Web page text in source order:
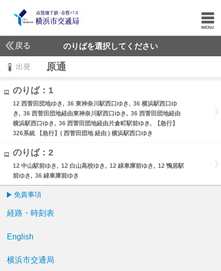
戻る のりばを選択してください
出発 原通
のりば：1
12 西菅田団地ゆき, 36 東神奈川駅西口ゆき, 36 横浜駅西口ゆ
き, 36 西菅田団地経由東神奈川駅西口ゆき, 36 西菅田団地経由
横浜駅西口ゆき, 36 西菅田団地経由片倉町駅前ゆき, 【急行】
326系統 【急行】( 西菅田団地 経由 ) 横浜駅西口ゆき
のりば：2
12 中山駅前ゆき, 12 白山高校ゆき, 12 緑車庫前ゆき, 12 鴨居駅
前ゆき, 36 緑車庫前ゆき
免責事項
経路・時刻表
English
横浜市交通局